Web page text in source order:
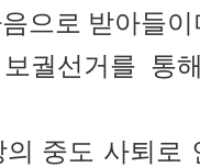
으로 받아들
궐선거를 통
중도 사퇴로